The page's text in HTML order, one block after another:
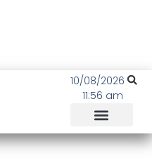
10/08/2026
11:56 am